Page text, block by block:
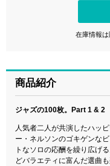
在庫情報は
商品紹介
ジャズの100枚。Part 1 & 2
人気者二人が共演したハッ
ー・ネルソンのゴキゲンな
トなソロの応酬を繰り広げ
どバラエティに富んだ選曲も